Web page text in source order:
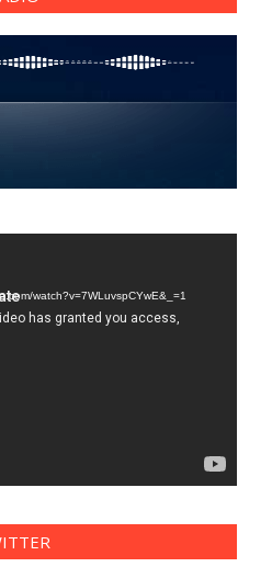
watch?v=7WLuvspCYwE&_=1